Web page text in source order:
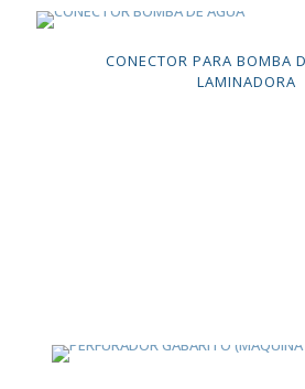
CONECTOR PARA BOMBA
LAMINADORA